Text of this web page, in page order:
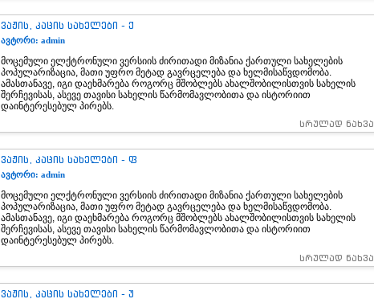
ვაჟის, კაცის სახელები - ქ
ავტორი: admin
მოცემული ელქტრონული ვერსიის ძირითადი მიზანია ქართული სახელების
პოპულარიზაცია, მათი უფრო მეტად გავრცელება და ხელმისაწვდომობა.
ამასთანავე, იგი დაეხმარება როგორც მშობლებს ახალშობილისთვის სახელის
შერჩევისას, ასევე თავისი სახელის წარმომავლობითა და ისტორიით
დაინტერესებულ პირებს.
სრულად ნახვა
ვაჟის, კაცის სახელები - ფ
ავტორი: admin
მოცემული ელქტრონული ვერსიის ძირითადი მიზანია ქართული სახელების
პოპულარიზაცია, მათი უფრო მეტად გავრცელება და ხელმისაწვდომობა.
ამასთანავე, იგი დაეხმარება როგორც მშობლებს ახალშობილისთვის სახელის
შერჩევისას, ასევე თავისი სახელის წარმომავლობითა და ისტორიით
დაინტერესებულ პირებს.
სრულად ნახვა
ვაჟის, კაცის სახელები - უ